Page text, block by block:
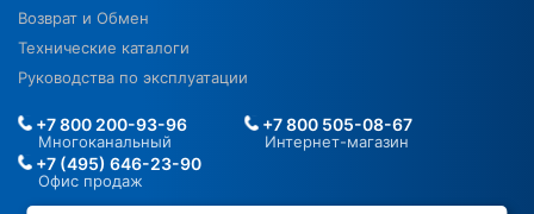
Возврат и Обмен
Технические каталоги
Руководства по эксплуатации
+7 800 200-93-96
Многоканальный
+7 800 505-08-67
Интернет-магазин
+7 (495) 646-23-90
Офис продаж